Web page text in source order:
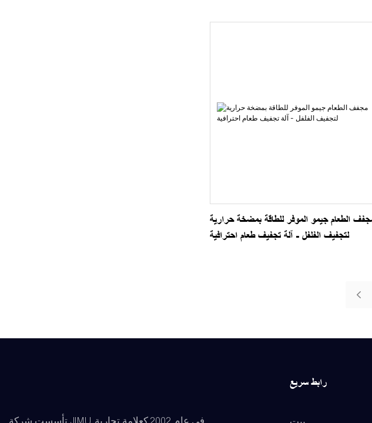
الطعام جيمو الموفر للطاقة بمضخة حرارية
لتجفيف الفلفل - آلة تجفيف طعام احترافية
رابط سريع